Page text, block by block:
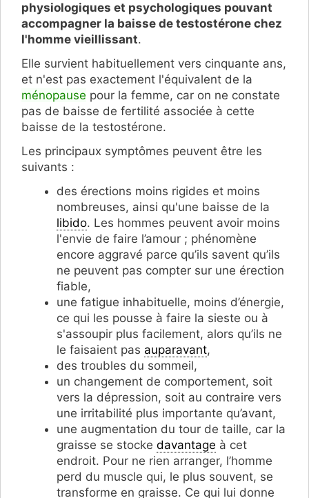
physiologiques et psychologiques pouvant
accompagner la baisse de testostérone chez
l'homme vieillissant.
Elle survient habituellement vers cinquante ans,
et n'est pas exactement l'équivalent de la
ménopause pour la femme, car on ne constate
pas de baisse de fertilité associée à cette
baisse de la testostérone.
Les principaux symptômes peuvent être les
suivants :
des érections moins rigides et moins
nombreuses, ainsi qu'une baisse de la
libido. Les hommes peuvent avoir moins
l'envie de faire l’amour ; phénomène
encore aggravé parce qu’ils savent qu’ils
ne peuvent pas compter sur une érection
fiable,
une fatigue inhabituelle, moins d’énergie,
ce qui les pousse à faire la sieste ou à
s'assoupir plus facilement, alors qu’ils ne
le faisaient pas auparavant,
des troubles du sommeil,
un changement de comportement, soit
vers la dépression, soit au contraire vers
une irritabilité plus importante qu’avant,
une augmentation du tour de taille, car la
graisse se stocke davantage à cet
endroit. Pour ne rien arranger, l’homme
perd du muscle qui, le plus souvent, se
transforme en graisse. Ce qui lui donne